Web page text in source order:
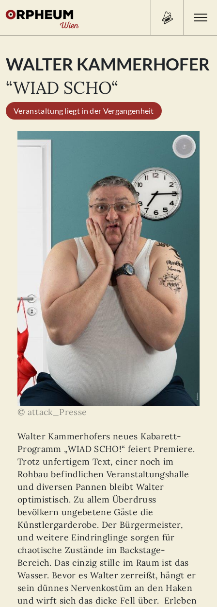
Search
for:
Search Button
PROGRAMM/TICKETS
KONTAKT
WALTER KAMMERHOFER
“WIAD SCHO“
Veranstaltung liegt in der Vergangenheit
© attack_Presse
Walter Kammerhofers neues Kabarett-
Programm „WIAD SCHO!“ feiert Premiere.
Trotz unfertigem Text, einer noch im
Rohbau befindlichen Veranstaltungshalle
und diversen Pannen bleibt Walter
optimistisch. Zu allem Überdruss
bevölkern ungebetene Gäste die
Künstlergarderobe. Der Bürgermeister,
und weitere Eindringlinge sorgen für
chaotische Zustände im Backstage-
Bereich. Das einzig stille im Raum ist das
Wasser. Bevor es Walter zerreißt, hängt er
sein dünnes Nervenkostüm an den Haken
und wirft sich das dicke Fell über. Erleben